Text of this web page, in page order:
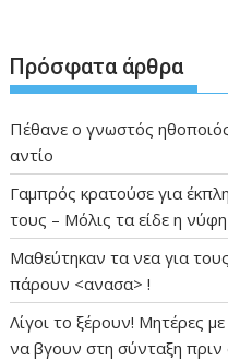
Πρόσφατα άρθρα
Πέθανε ο γνωστός ηθοποιός
αντίο
Γαμπρός κρατούσε για
τους – Μόλις τα είδε η
Μαθεύτηκαν τα νεα για
πάρουν <ανασα> !
Λίγοι το ξέρουν! Μητέρες με
να βγουν στη σύνταξη